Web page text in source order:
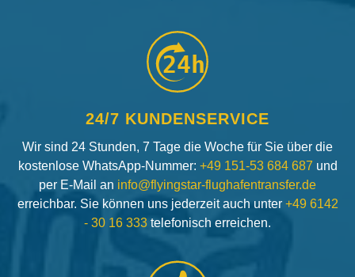
24h
24/7 KUNDENSERVICE
Wir sind 24 Stunden, 7 Tage die Woche für Sie über die
kostenlose WhatsApp-Nummer: +49 151-53 684 687 und
per E-Mail an info@flyingstar-flughafentransfer.de
erreichbar. Sie können uns jederzeit auch unter +49 6142
- 30 16 333 telefonisch erreichen.